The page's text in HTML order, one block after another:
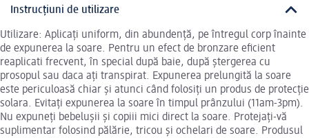
Instrucțiuni de utilizare
Utilizare: Aplicați uniform, din abundență, pe întregul corp înainte
de expunerea la soare. Pentru un efect de bronzare eficient
reaplicati frecvent, în special după baie, după ștergerea cu
prosopul sau daca ați transpirat. Expunerea prelungită la soare
este periculoasă chiar și atunci când folosiți un produs de protecție
solara. Evitați expunerea la soare în timpul prânzului (11am-3pm).
Nu expuneți bebelușii și copiii mici direct la soare. Protejați-vă
suplimentar folosind pălărie, tricou și ochelari de soare. Produsul